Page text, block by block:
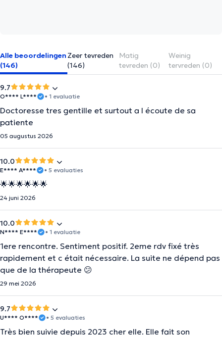
Alle beoordelingen
(146)
Zeer tevreden
(146)
Matig
tevreden (0)
Weinig
tervreden (0)
9.7
O**** L**** • 1 evaluatie
Doctoresse tres gentille et surtout a l écoute de sa
patiente
05 augustus 2026
10.0
E**** A**** • 5 evaluaties
🌟🌟🌟🌟🌟🌟
24 juni 2026
10.0
N**** E**** • 1 evaluatie
1ere rencontre. Sentiment positif. 2eme rdv fixé très
rapidement et c était nécessaire. La suite ne dépend pas
que de la thérapeute 😕
29 mei 2026
9.7
U**** O**** • 5 evaluaties
Très bien suivie depuis 2023 cher elle. Elle fait son